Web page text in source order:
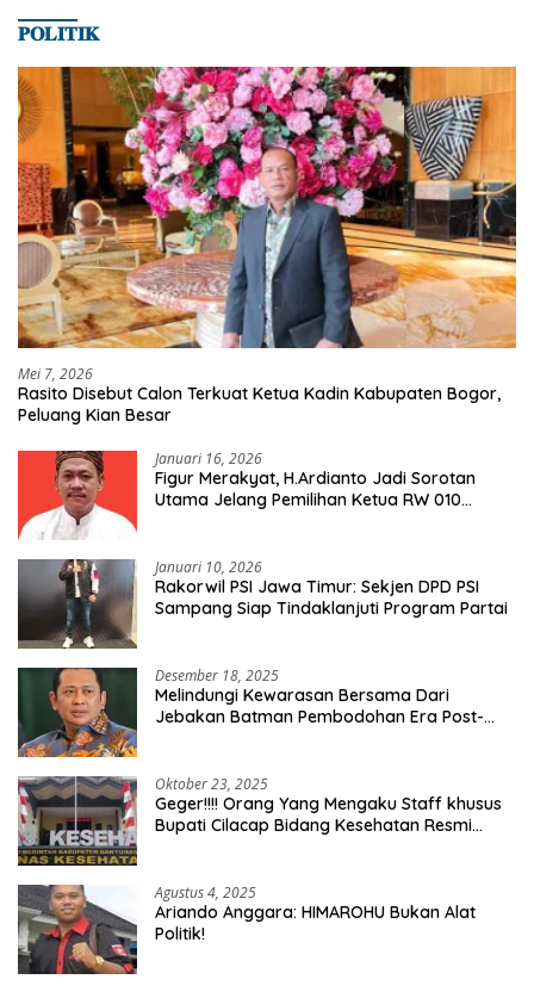
𝐏𝐎𝐋𝐈𝐓𝐈𝐊
Mei 7, 2026
Rasito Disebut Calon Terkuat Ketua Kadin Kabupaten Bogor,
Peluang Kian Besar
Januari 16, 2026
Figur Merakyat, H.Ardianto Jadi Sorotan
Utama Jelang Pemilihan Ketua RW 010
Januari 10, 2026
Rakorwil PSI Jawa Timur: Sekjen DPD PSI
Sampang Siap Tindaklanjuti Program Partai
Desember 18, 2025
Melindungi Kewarasan Bersama Dari
Jebakan Batman Pembodohan Era Post-
Oktober 23, 2025
Geger!!!! Orang Yang Mengaku Staff khusus
Bupati Cilacap Bidang Kesehatan Resmi
Agustus 4, 2025
Ariando Anggara: HIMAROHU Bukan Alat
Politik!